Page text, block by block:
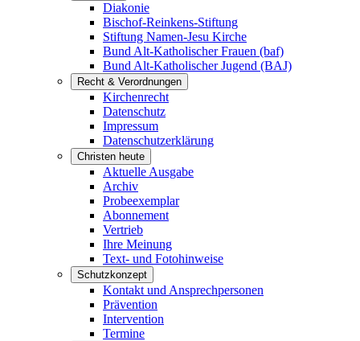
Diakonie
Bischof-Reinkens-Stiftung
Stiftung Namen-Jesu Kirche
Bund Alt-Katholischer Frauen (baf)
Bund Alt-Katholischer Jugend (BAJ)
Recht & Verordnungen
Kirchenrecht
Datenschutz
Impressum
Datenschutzerklärung
Christen heute
Aktuelle Ausgabe
Archiv
Probeexemplar
Abonnement
Vertrieb
Ihre Meinung
Text- und Fotohinweise
Schutzkonzept
Kontakt und Ansprechpersonen
Prävention
Intervention
Termine